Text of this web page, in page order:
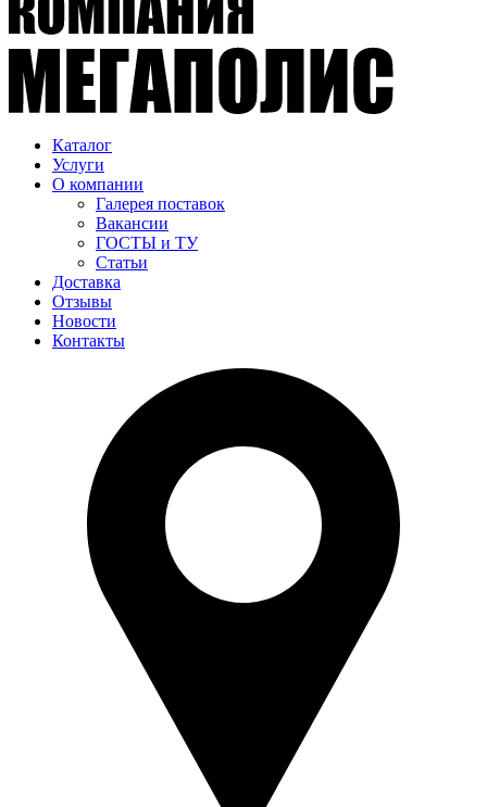
Каталог
Услуги
О компании
Галерея поставок
Вакансии
ГОСТЫ и ТУ
Статьи
Доставка
Отзывы
Новости
Контакты